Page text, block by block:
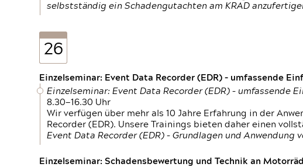
selbstständig ein Schadengutachten am KRAD
26
Einzelseminar: Event Data Recorder (EDR) – umfassende
Einzelseminar: Event Data Recorder (EDR) – umfassende
8.30—16.30 Uhr
Wir verfügen über mehr als 10 Jahre Erfahrung in der
Recorder (EDR). Unsere Trainings bieten daher einen
Event Data Recorder (EDR) – Grundlagen und Anwendung
Einzelseminar: Schadensbewertung und Technik an